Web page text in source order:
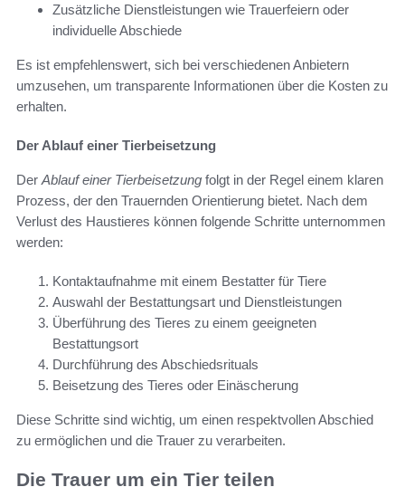
Zusätzliche Dienstleistungen wie Trauerfeiern oder
individuelle Abschiede
Es ist empfehlenswert, sich bei verschiedenen Anbietern
umzusehen, um transparente Informationen über die Kosten zu
erhalten.
Der Ablauf einer Tierbeisetzung
Der Ablauf einer Tierbeisetzung folgt in der Regel einem klaren
Prozess, der den Trauernden Orientierung bietet. Nach dem
Verlust des Haustieres können folgende Schritte unternommen
werden:
Kontaktaufnahme mit einem Bestatter für Tiere
Auswahl der Bestattungsart und Dienstleistungen
Überführung des Tieres zu einem geeigneten
Bestattungsort
Durchführung des Abschiedsrituals
Beisetzung des Tieres oder Einäscherung
Diese Schritte sind wichtig, um einen respektvollen Abschied
zu ermöglichen und die Trauer zu verarbeiten.
Die Trauer um ein Tier teilen